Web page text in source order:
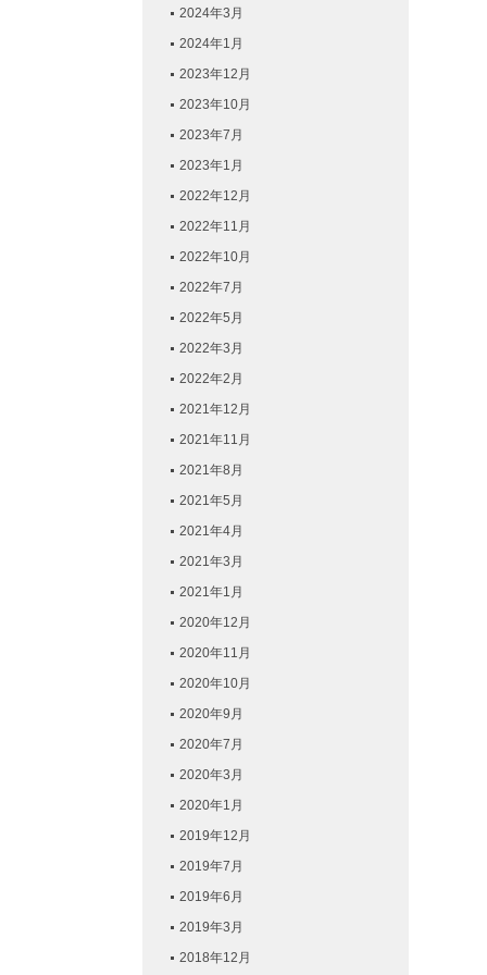
2024年3月
2024年1月
2023年12月
2023年10月
2023年7月
2023年1月
2022年12月
2022年11月
2022年10月
2022年7月
2022年5月
2022年3月
2022年2月
2021年12月
2021年11月
2021年8月
2021年5月
2021年4月
2021年3月
2021年1月
2020年12月
2020年11月
2020年10月
2020年9月
2020年7月
2020年3月
2020年1月
2019年12月
2019年7月
2019年6月
2019年3月
2018年12月